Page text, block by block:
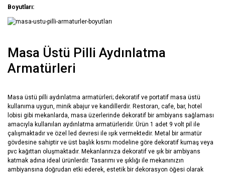
Boyutları:
Masa Üstü Pilli Aydınlatma
Armatürleri
Masa üstü pilli aydınlatma armatürleri; dekoratif ve portatif masa üstü
kullanıma uygun, minik abajur ve kandillerdir. Restoran, cafe, bar, hotel
lobisi gibi mekanlarda, masa üzerlerinde dekoratif bir ambiyans sağlaması
amacıyla kullanılan aydınlatma armatürleridir. Ürün 1 adet 9 volt pil ile
çalışmaktadır ve özel led devresi ile ışık vermektedir. Metal bir armatür
gövdesine sahiptir ve üst başlık kısmı modeline göre dekoratif kumaş veya
pvc kağıttan oluşmaktadır. Mekanlarınıza dekoratif ve şık bir ambiyans
katmak adına ideal ürünlerdir. Tasarımı ve şıklığı ile mekanınızın
ambiyansına doğrudan etki ederek, estetik bir dekorasyon öğesi olarak